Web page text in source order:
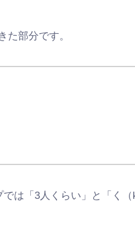
部分です。
は「3人くらい」と「く